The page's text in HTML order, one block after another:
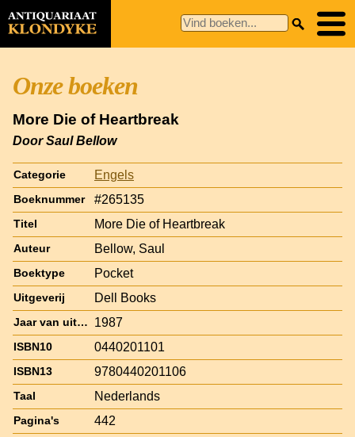
Onze boeken
More Die of Heartbreak
Door Saul Bellow
Categorie Engels
Boeknummer #265135
Titel More Die of Heartbreak
Auteur Bellow, Saul
Boektype Pocket
Uitgeverij Dell Books
Jaar van uitgave 1987
ISBN10 0440201101
ISBN13 9780440201106
Taal Nederlands
Pagina's 442